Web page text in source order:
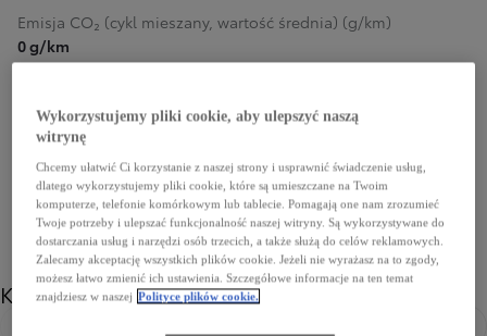
Emisja CO₂ (cykl mieszany, wartość średnia) (g/km)
0 g/km
204 900 zł
Kolor
Wykorzystujemy pliki cookie, aby ulepszyć naszą
witrynę
Chcemy ułatwić Ci korzystanie z naszej strony i usprawnić świadczenie usług,
dlatego wykorzystujemy pliki cookie, które są umieszczane na Twoim
komputerze, telefonie komórkowym lub tablecie. Pomagają one nam zrozumieć
Twoje potrzeby i ulepszać funkcjonalność naszej witryny. Są wykorzystywane do
dostarczania usług i narzędzi osób trzecich, a także służą do celów reklamowych.
Zalecamy akceptację wszystkich plików cookie. Jeżeli nie wyrażasz na to zgody,
możesz łatwo zmienić ich ustawienia. Szczegółowe informacje na ten temat
znajdziesz w naszej Polityce plików cookie.